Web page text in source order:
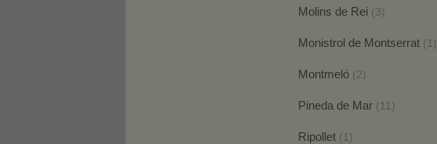
Molins de Rei (3)
Monistrol de Montserrat (1)
Montmeló (2)
Pineda de Mar (11)
Ripollet (1)